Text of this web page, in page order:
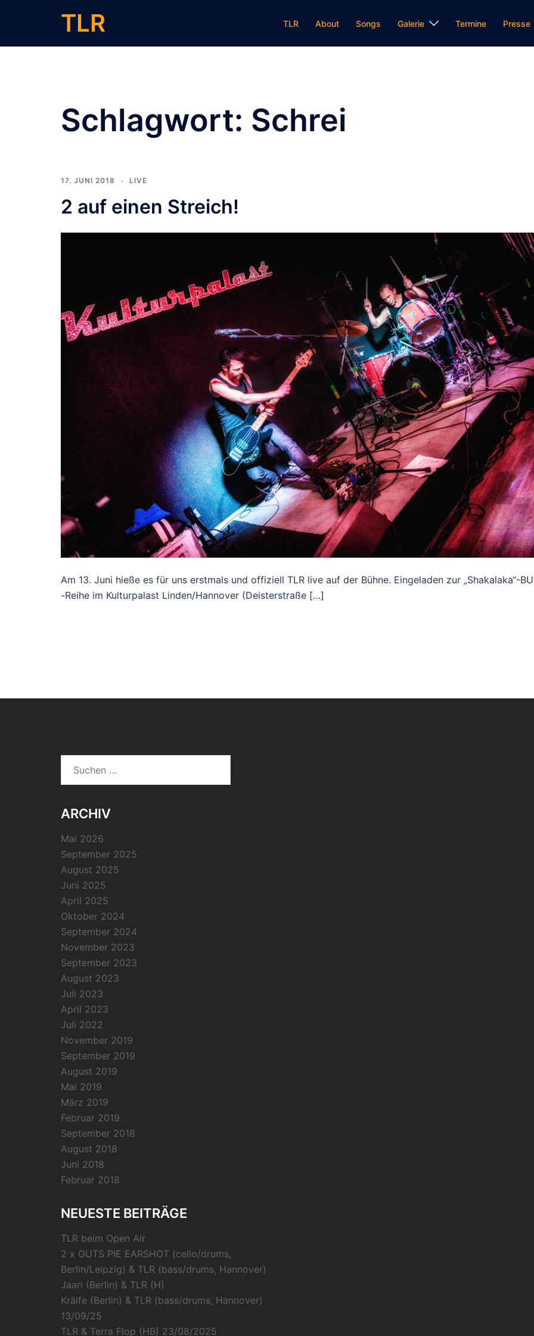
TLR TLR About Songs Galerie Termine Presse
Schlagwort: Schrei
17. JUNI 2018 LIVE
2 auf einen Streich!
Am 13. Juni hieße es für uns erstmals und offiziell TLR live auf der Bühne. Eingeladen zur „Shakalaka“-
-Reihe im Kulturpalast Linden/Hannover (Deisterstraße […]
ARCHIV
Mai 2026
September 2025
August 2025
Juni 2025
April 2025
Oktober 2024
September 2024
November 2023
September 2023
August 2023
Juli 2023
April 2023
Juli 2022
November 2019
September 2019
August 2019
Mai 2019
März 2019
Februar 2019
September 2018
August 2018
Juni 2018
Februar 2018
NEUESTE BEITRÄGE
TLR beim Open Air
2 x GUTS PIE EARSHOT (cello/drums,
Berlin/Leipzig) & TLR (bass/drums, Hannover)
Jaari (Berlin) & TLR (H)
Krälfe (Berlin) & TLR (bass/drums, Hannover)
13/09/25
TLR & Terra Flop (HB) 23/08/2025